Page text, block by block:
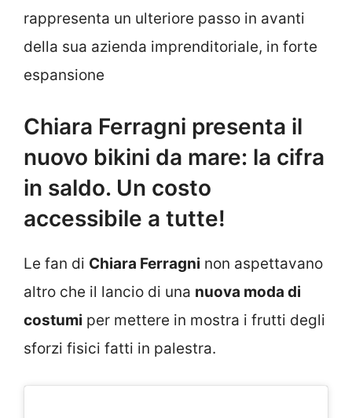
rappresenta un ulteriore passo in avanti
della sua azienda imprenditoriale, in forte
espansione
Chiara Ferragni presenta il
nuovo bikini da mare: la cifra
in saldo. Un costo
accessibile a tutte!
Le fan di Chiara Ferragni non aspettavano
altro che il lancio di una nuova moda di
costumi per mettere in mostra i frutti degli
sforzi fisici fatti in palestra.